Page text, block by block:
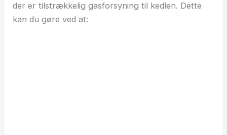
der er tilstrækkelig gasforsyning til kedlen. Dette
kan du gøre ved at: